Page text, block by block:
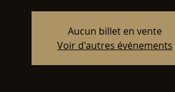
Aucun billet en vente
Voir d'autres événements